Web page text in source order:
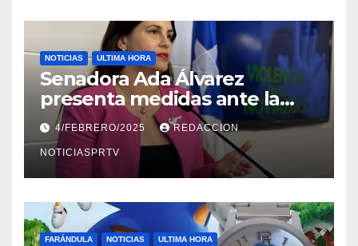
NOTICIAS ULTIMA HORA
Senadora Ada Álvarez
presenta medidas ante la
violencia en el noviazgo
4/FEBRERO/2025 REDACCION
NOTICIASPRTV
FARÁNDULA NOTICIAS ULTIMA HORA